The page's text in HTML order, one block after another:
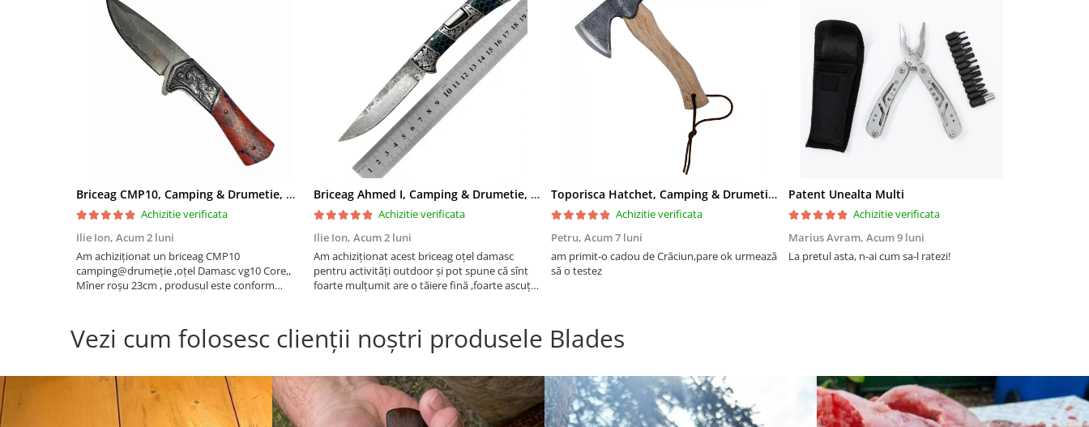
Briceag CMP10, Camping & Drumetie, Otel Damasc VG10 Core, Maner Albastru, 23 cm
Achizitie verificata
Ilie Ion, Acum 2 luni
Am achiziționat un briceag CMP10
camping@drumeție ,oțel Damasc vg10 Core,,
Mîner roșu 23cm , produsul este conform
mulțumesc!
Briceag Ahmed I, Camping & Drumetie, Otel Damasc VG10 Core, Maner Rosu Fosforescent, 22 cm
Achizitie verificata
Ilie Ion, Acum 2 luni
Am achiziționat acest briceag oțel damasc
pentru activități outdoor și pot spune că sînt
foarte mulțumit are o tăiere fină ,foarte ascuțit
Toporisca Hatchet, Camping & Drumetie, Forjat Manual, Otel Carbon, Maner Lemn Frasin, 24 cm
Achizitie verificata
Petru, Acum 7 luni
am primit-o cadou de Crăciun,pare ok urmează
să o testez
Patent Unealta Multi
Achizitie verificata
Marius Avram, Acum 9 luni
La pretul asta, n-ai cum sa-l ratezi!
Vezi cum folosesc clienții noștri produsele Blades